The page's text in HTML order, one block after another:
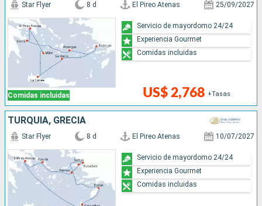
Comidas incluidas
Star Flyer 8 d El Pireo Atenas 25/09/2027
US$ 2,768 +Tasas
Servicio de mayordomo 24/24
Experiencia Gourmet
Comidas incluidas
TURQUÍA, GRECIA
Star Flyer 8 d El Pireo Atenas 10/07/2027
Servicio de mayordomo 24/24
Experiencia Gourmet
Comidas incluidas